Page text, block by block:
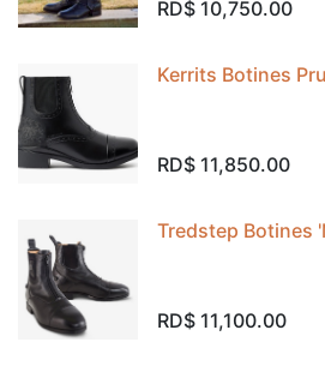
RD$ 10,750.00
Kerrits Botines
RD$ 11,850.00
Tredstep Botines
RD$ 11,100.00